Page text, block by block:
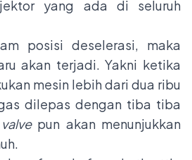
yang ada di seluruh
posisi deselerasi, maka
akan terjadi. Yakni ketika
mesin lebih dari dua ribu
dilepas dengan tiba tiba
pun akan menunjukkan